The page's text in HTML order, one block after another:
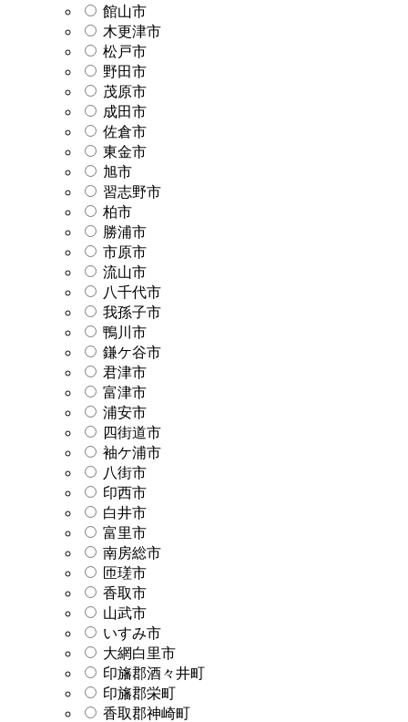
館山市
木更津市
松戸市
野田市
茂原市
成田市
佐倉市
東金市
旭市
習志野市
柏市
勝浦市
市原市
流山市
八千代市
我孫子市
鴨川市
鎌ケ谷市
君津市
富津市
浦安市
四街道市
袖ケ浦市
八街市
印西市
白井市
富里市
南房総市
匝瑳市
香取市
山武市
いすみ市
大網白里市
印旛郡酒々井町
印旛郡栄町
香取郡神崎町